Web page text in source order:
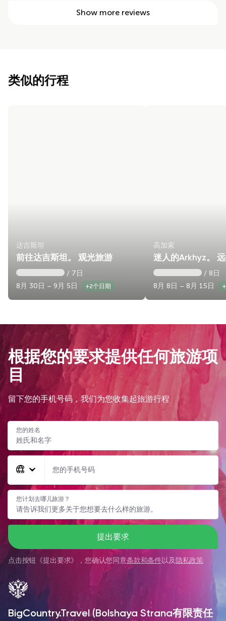
Show more reviews
类似的行程
达吉斯坦
前往达吉斯坦。 观光旅游
/ 7日
8月 30日 – 9月 5日
+2个日期
高加索
迷人的Arkhyz。
/ 8日
8月 8日 – 8月 15日
根据您的要求提供任何旅游项
目
留下您的手机号码，我们为您收集起旅游行程
您的姓名
您的手机号码
您计划去哪儿旅游？
提出要求
点击按钮《提出要求》，您确认您同意条款和条件以及 隐私政策
BigCountry.Travel (Bolshaya Strana有限责任